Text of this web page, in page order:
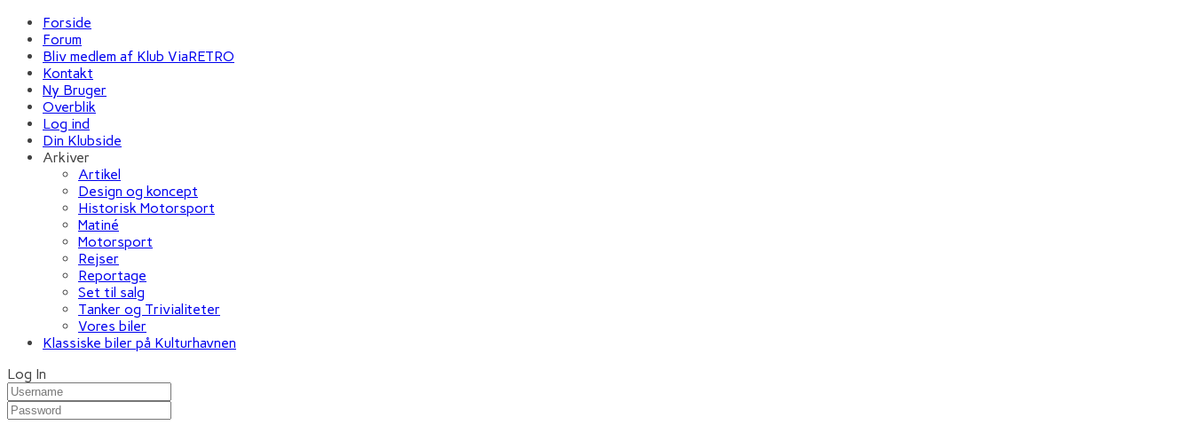
Forside
Forum
Bliv medlem af Klub ViaRETRO
Kontakt
Ny Bruger
Overblik
Log ind
Din Klubside
Arkiver
Artikel
Design og koncept
Historisk Motorsport
Matiné
Motorsport
Rejser
Reportage
Set til salg
Tanker og Trivialiteter
Vores biler
Klassiske biler på Kulturhavnen
Log In